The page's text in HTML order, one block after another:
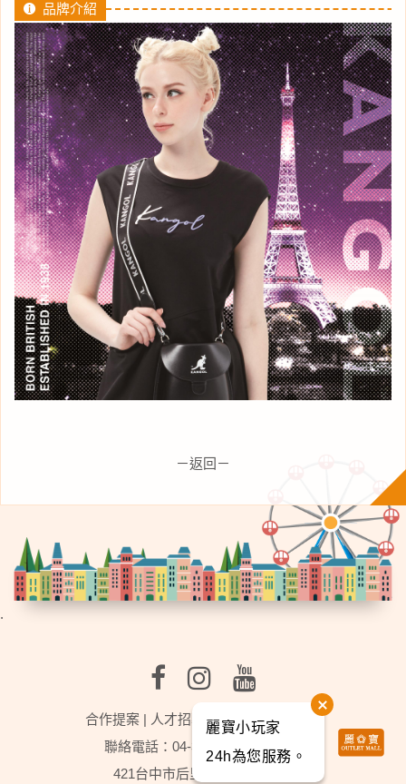
品牌介紹
－返回－
.
合作提案| 人才招募 |行事曆|麗寶樂園
聯絡電話：04-3702-2888轉分機9
421台中市后里區福容路201號
麗寶小玩家
24h為您服務。